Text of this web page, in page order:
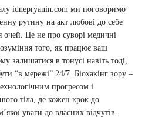
idnepryanin.com ми поговоримо
рутину на акт любові до себе
очей. Це не про суворі медичні
того, як працює ваш
залишатися в тонусі навіть тоді,
“в мережі” 24/7. Біохакінг зору –
прогресом і
тіла, де кожен крок до
уваги до власних відчутів.